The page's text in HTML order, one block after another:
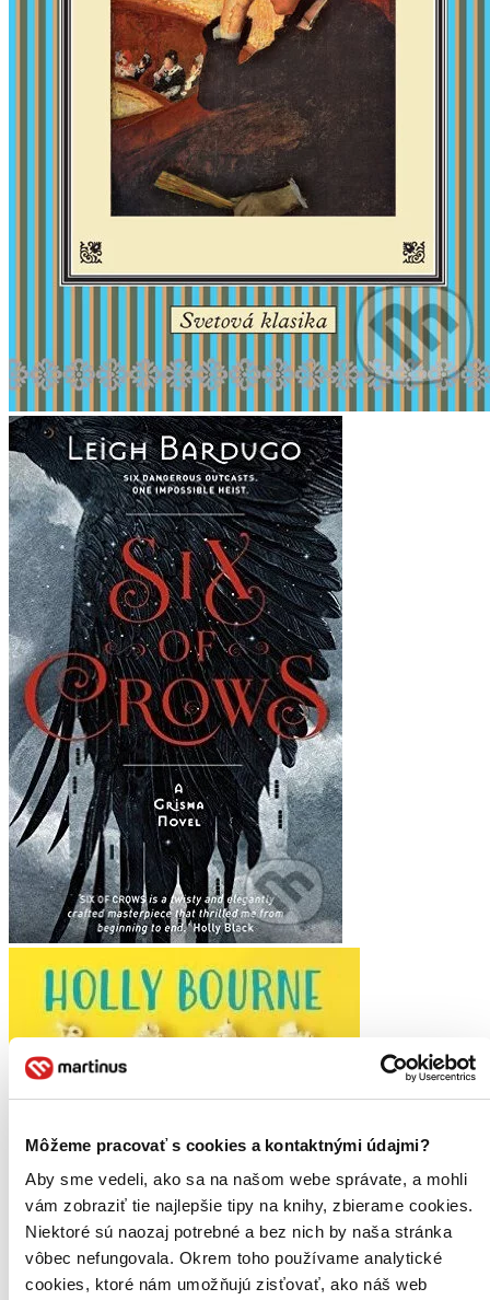
Môžeme pracovať s cookies a kontaktnými údajmi?
Aby sme vedeli, ako sa na našom webe správate, a mohli
vám zobraziť tie najlepšie tipy na knihy, zbierame cookies.
Niektoré sú naozaj potrebné a bez nich by naša stránka
vôbec nefungovala. Okrem toho používame analytické
cookies, ktoré nám umožňujú zisťovať, ako náš web